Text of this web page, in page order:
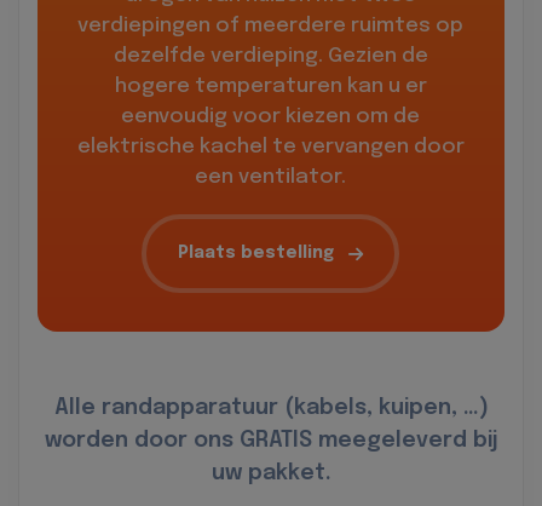
verdiepingen of meerdere ruimtes op
dezelfde verdieping. Gezien de
hogere temperaturen kan u er
eenvoudig voor kiezen om de
elektrische kachel te vervangen door
een ventilator.
Plaats bestelling
Alle randapparatuur (kabels, kuipen, …)
worden door ons GRATIS meegeleverd bij
uw pakket.